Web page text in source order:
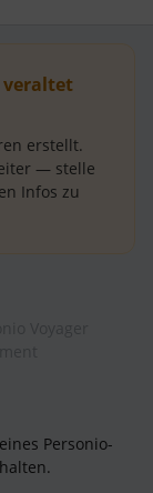
veraltet
erstellt.
— stelle
Infos zu
Personio-